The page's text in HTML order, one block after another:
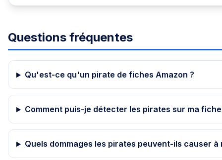
Questions fréquentes
Qu'est-ce qu'un pirate de fiches Amazon ?
Comment puis-je détecter les pirates sur ma
Quels dommages les pirates peuvent-ils causer à